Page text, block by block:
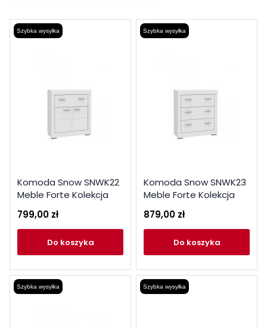
Szybka wysyłka
Komoda Snow SNWK22
Meble Forte Kolekcja
Snow
799,00 zł
do koszyka
Szybka wysyłka
Komoda Snow SNWK23
Meble Forte Kolekcja
Snow
879,00 zł
do koszyka
Szybka wysyłka Szybka wysyłka